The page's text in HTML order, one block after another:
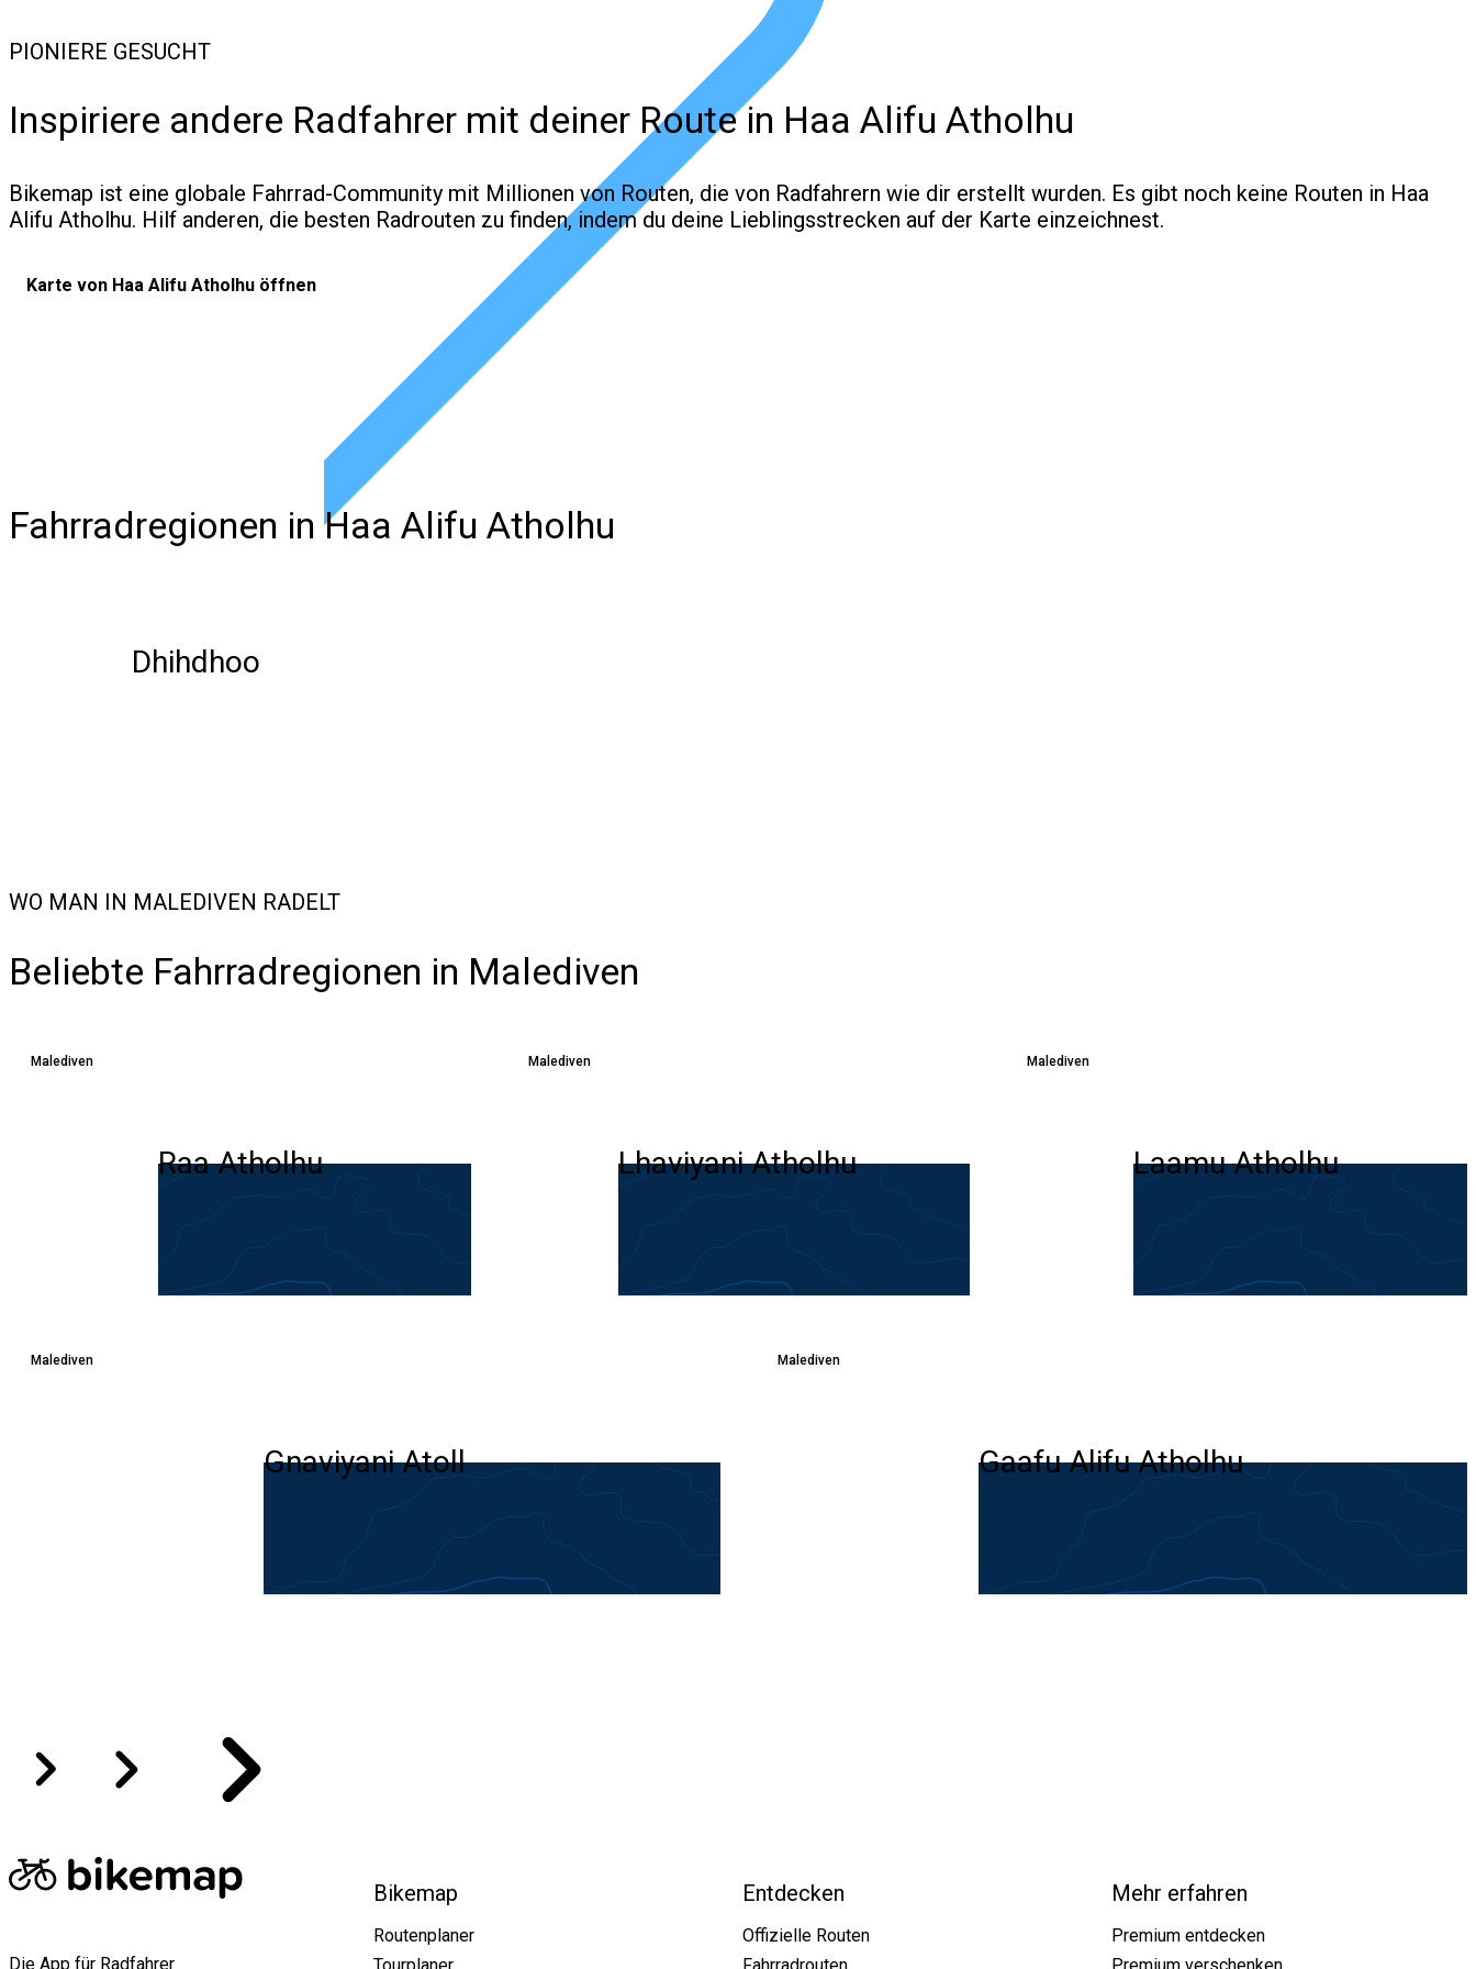
PIONIERE GESUCHT
Inspiriere andere Radfahrer mit deiner Route in Haa Alifu Atholhu
Bikemap ist eine globale Fahrrad-Community mit Millionen von Routen, die von Radfahrern wie dir erstellt wurden. Es gibt noch keine Routen in Haa
Alifu Atholhu. Hilf anderen, die besten Radrouten zu finden, indem du deine Lieblingsstrecken auf der Karte einzeichnest.
Karte von Haa Alifu Atholhu öffnen
Fahrradregionen in Haa Alifu Atholhu
Dhihdhoo
WO MAN IN MALEDIVEN RADELT
Beliebte Fahrradregionen in Malediven
Malediven
Raa Atholhu
Malediven
Lhaviyani Atholhu
Malediven
Laamu Atholhu
Malediven
Gnaviyani Atoll
Malediven
Gaafu Alifu Atholhu
Regionen Malediven
Bikemap
Routenplaner
Tourplaner
Entdecken
Offizielle Routen
Fahrradrouten
Mehr erfahren
Premium entdecken
Premium verschenken
Die App für Radfahrer